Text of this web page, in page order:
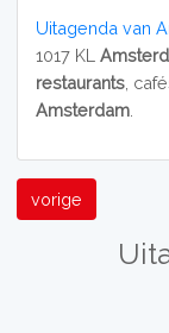
Uitagenda van
1017 KL
restaurants,
Amsterdam.
vorige